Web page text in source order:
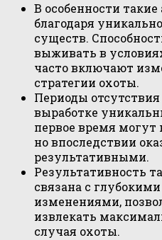
В особенности
благодаря
существ.
выживать в
часто включают
стратегии охоты.
Периоды
выработке
первое время
но впоследствии
результативными.
Результативность
связана с
изменениями,
извлекать
случая охоты.